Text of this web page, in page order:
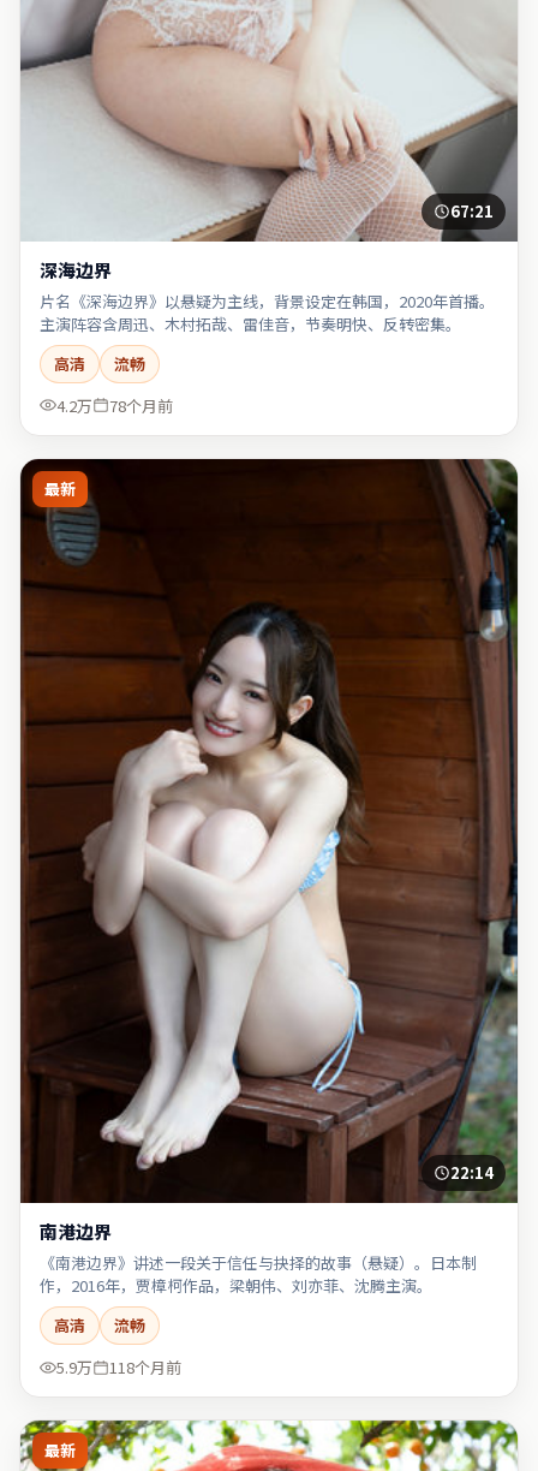
67:21
深海边界
片名《深海边界》以悬疑为主线，背景设定在韩国，2020年首播。
主演阵容含周迅、木村拓哉、雷佳音，节奏明快、反转密集。
高清
流畅
4.2万
78个月前
最新
22:14
南港边界
《南港边界》讲述一段关于信任与抉择的故事（悬疑）。日本制
作，2016年，贾樟柯作品，梁朝伟、刘亦菲、沈腾主演。
高清
流畅
5.9万
118个月前
最新